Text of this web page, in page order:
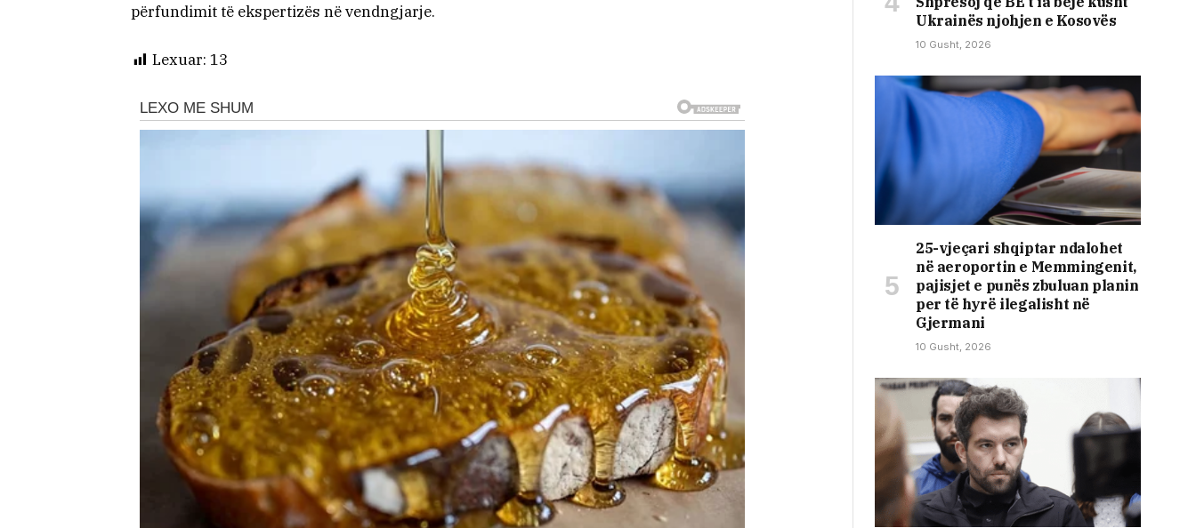
përfundimit të ekspertizës në vendngjarje.
Lexuar: 13
Ukrainës njohjen e Kosovës
10 Gusht, 2026
25-vjeçari shqiptar ndalohet
në aeroportin e Memmingenit,
pajisjet e punës zbuluan planin
per të hyrë ilegalisht në
Gjermani
10 Gusht, 2026